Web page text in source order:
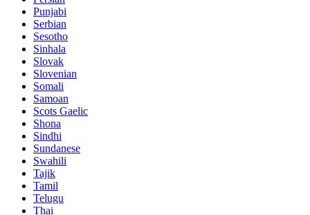
Punjabi
Serbian
Sesotho
Sinhala
Slovak
Slovenian
Somali
Samoan
Scots Gaelic
Shona
Sindhi
Sundanese
Swahili
Tajik
Tamil
Telugu
Thai